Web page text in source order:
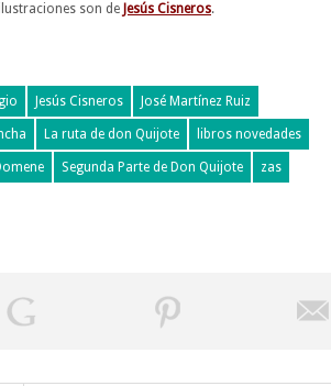
son de Jesús Cisneros.
Jesús Cisneros José Martínez Ruiz
La ruta de don Quijote libros novedades
Segunda Parte de Don Quijote zas